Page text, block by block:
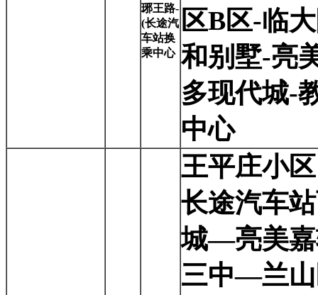
琊王路-
(长途汽
车站换
乘中心
区B区-临
和别墅-亮
多现代城-
中心
王平庄小
长途汽车
城—亮美
三中—兰